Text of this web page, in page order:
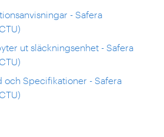
- Safera
ut släckningsenhet - Safera
och Specifikationer - Safera